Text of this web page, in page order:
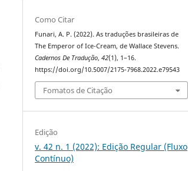
Como Citar
Funari, A. P. (2022). As traduções brasileiras de
The Emperor of Ice-Cream, de Wallace Stevens.
Cadernos De Tradução,42(1), 1–16.
https://doi.org/10.5007/2175-7968.2022.e79543
Fomatos de Citação
Edição
v. 42 n. 1 (2022): Edição Regular (Fluxo
Contínuo)